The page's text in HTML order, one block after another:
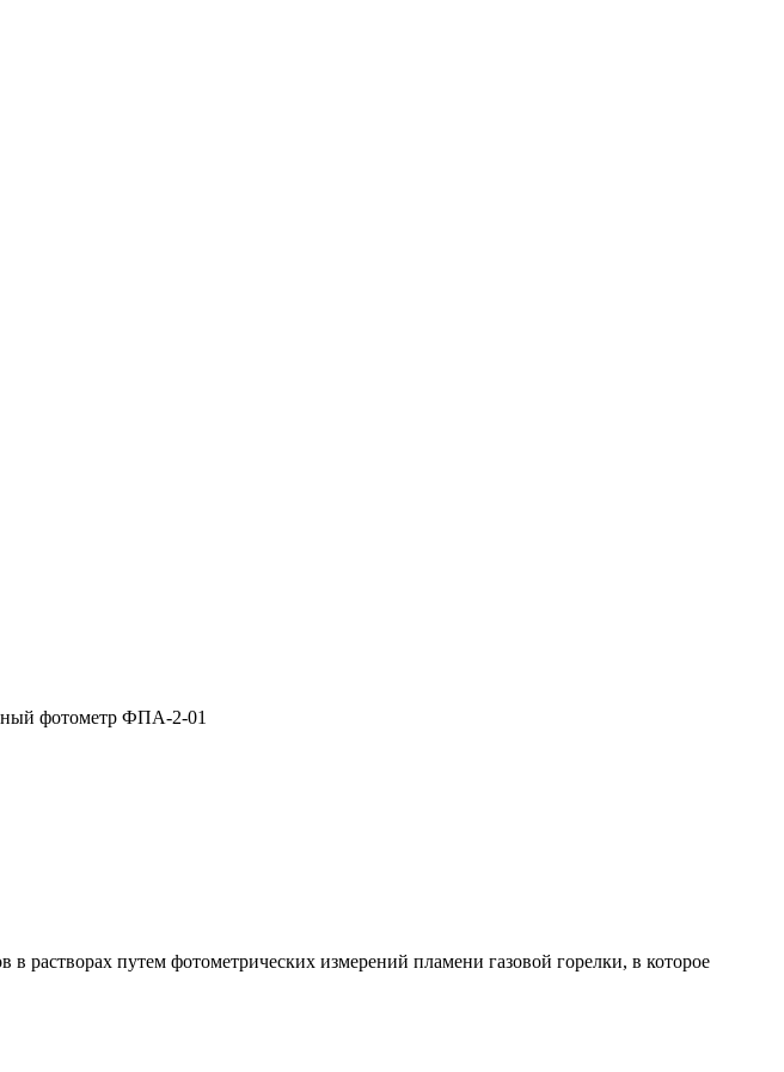
фотометр ФПА-2-01
путем фотометрических измерений пламени газовой горелки, в которое